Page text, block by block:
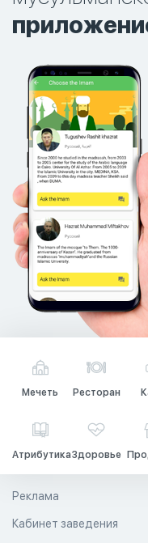
Мечеть Ресторан
АтрибутикаЗдоровье
Реклама
Кабинет заведения